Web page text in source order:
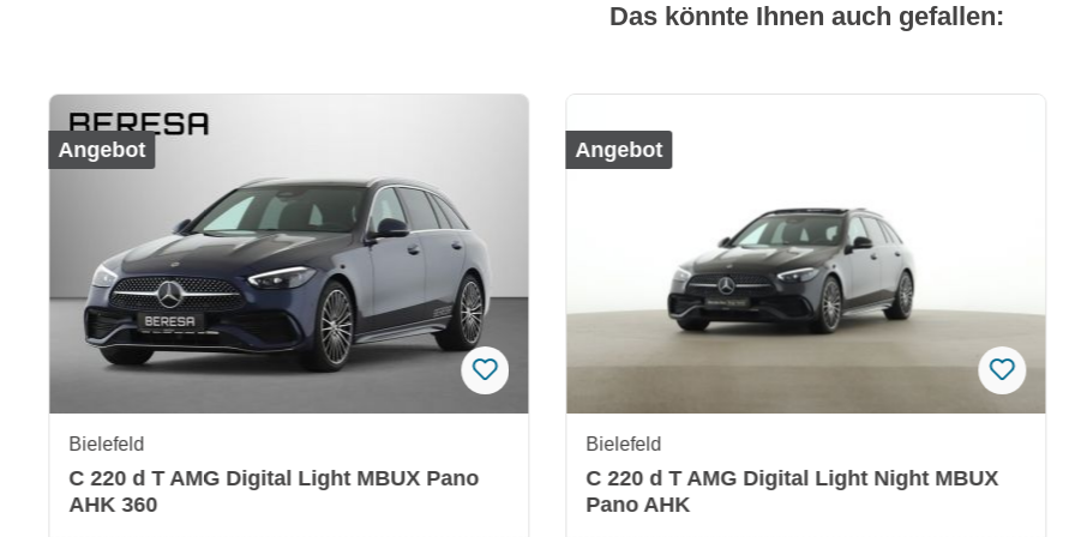
Das könnte Ihnen auch gefallen:
Angebot
Bielefeld
C 220 d T AMG Digital Light MBUX Pano
AHK 360
Angebot
Bielefeld
C 220 d T AMG Digital Light Night MBUX
Pano AHK